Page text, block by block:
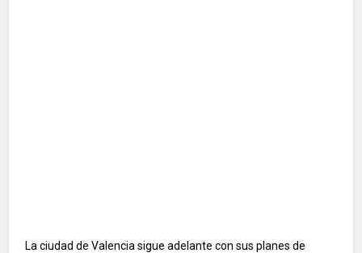
La ciudad de Valencia sigue adelante con sus planes de